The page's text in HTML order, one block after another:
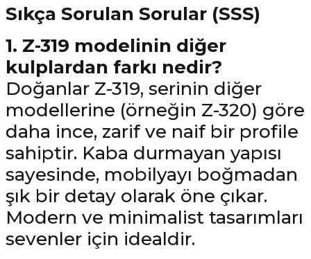
Sıkça Sorulan Sorular (SSS)
1. Z-319 modelinin diğer
kulplardan farkı nedir?
Doğanlar Z-319, serinin diğer
modellerine (örneğin Z-320) göre
daha ince, zarif ve naif bir profile
sahiptir. Kaba durmayan yapısı
sayesinde, mobilyayı boğmadan
şık bir detay olarak öne çıkar.
Modern ve minimalist tasarımları
sevenler için idealdir.